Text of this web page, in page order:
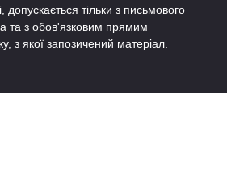
допускається тільки з письмового
та з обов'язковим прямим
з якої запозичений матеріал.